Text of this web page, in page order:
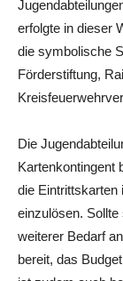
erfolgte in dieser
die symbolische
Förderstiftung,
Die
Kartenkontingent
die Eintrittskarten
einzulösen.
weiterer Bedarf
bereit, das